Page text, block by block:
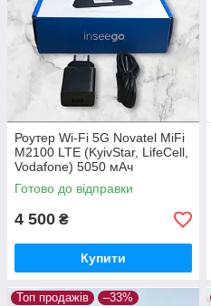
Роутер Wi-Fi 5G Novatel MiFi
M2100 LTE (KyivStar, LifeCell,
Vodafone) 5050 мАч
Готово до відправки
4 500 ₴
Купити
Топ продажів
–33%